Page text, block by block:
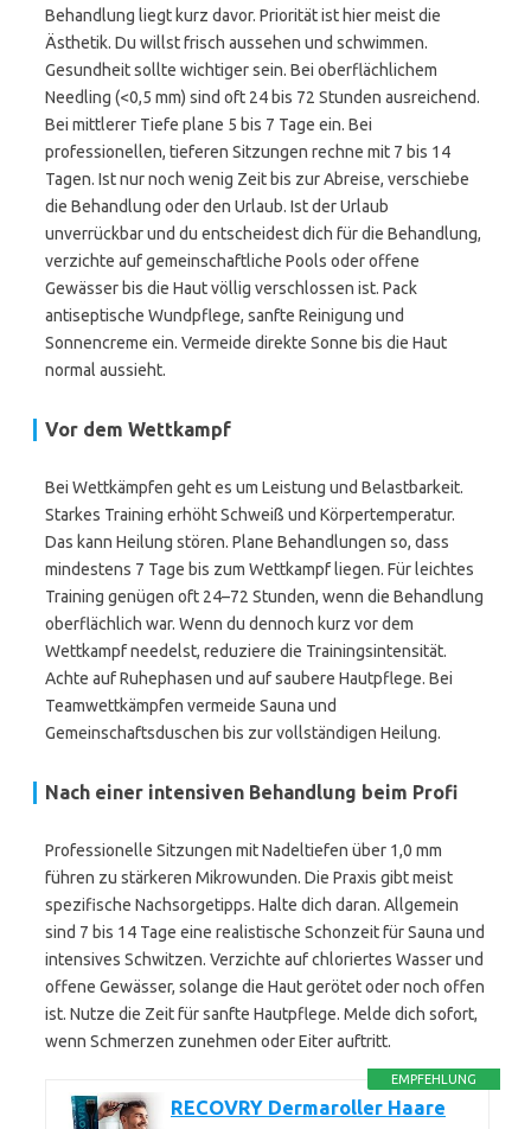
Behandlung liegt kurz davor. Priorität ist hier meist die
Ästhetik. Du willst frisch aussehen und schwimmen.
Gesundheit sollte wichtiger sein. Bei oberflächlichem
Needling (<0,5 mm) sind oft 24 bis 72 Stunden ausreichend.
Bei mittlerer Tiefe plane 5 bis 7 Tage ein. Bei
professionellen, tieferen Sitzungen rechne mit 7 bis 14
Tagen. Ist nur noch wenig Zeit bis zur Abreise, verschiebe
die Behandlung oder den Urlaub. Ist der Urlaub
unverrückbar und du entscheidest dich für die Behandlung,
verzichte auf gemeinschaftliche Pools oder offene
Gewässer bis die Haut völlig verschlossen ist. Pack
antiseptische Wundpflege, sanfte Reinigung und
Sonnencreme ein. Vermeide direkte Sonne bis die Haut
normal aussieht.
Vor dem Wettkampf
Bei Wettkämpfen geht es um Leistung und Belastbarkeit.
Starkes Training erhöht Schweiß und Körpertemperatur.
Das kann Heilung stören. Plane Behandlungen so, dass
mindestens 7 Tage bis zum Wettkampf liegen. Für leichtes
Training genügen oft 24–72 Stunden, wenn die Behandlung
oberflächlich war. Wenn du dennoch kurz vor dem
Wettkampf needelst, reduziere die Trainingsintensität.
Achte auf Ruhephasen und auf saubere Hautpflege. Bei
Teamwettkämpfen vermeide Sauna und
Gemeinschaftsduschen bis zur vollständigen Heilung.
Nach einer intensiven Behandlung beim Profi
Professionelle Sitzungen mit Nadeltiefen über 1,0 mm
führen zu stärkeren Mikrowunden. Die Praxis gibt meist
spezifische Nachsorgetipps. Halte dich daran. Allgemein
sind 7 bis 14 Tage eine realistische Schonzeit für Sauna und
intensives Schwitzen. Verzichte auf chloriertes Wasser und
offene Gewässer, solange die Haut gerötet oder noch offen
ist. Nutze die Zeit für sanfte Hautpflege. Melde dich sofort,
wenn Schmerzen zunehmen oder Eiter auftritt.
EMPFEHLUNG
RECOVRY Dermaroller Haare